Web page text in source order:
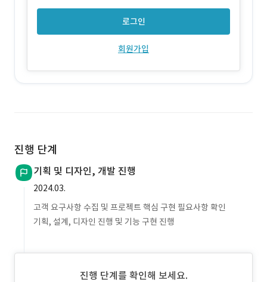
로그인
회원가입
진행 단계
기획 및 디자인, 개발 진행
2024.03.
고객 요구사항 수집 및 프로젝트 핵심 구현 필요사항 확인
기획, 설계, 디자인 진행 및 기능 구현 진행
진행 단계를 확인해 보세요.